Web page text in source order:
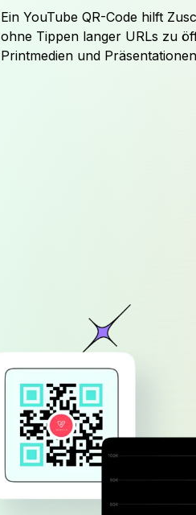
Ein YouTube QR-Code hilft
ohne Tippen langer URLs zu
Printmedien und